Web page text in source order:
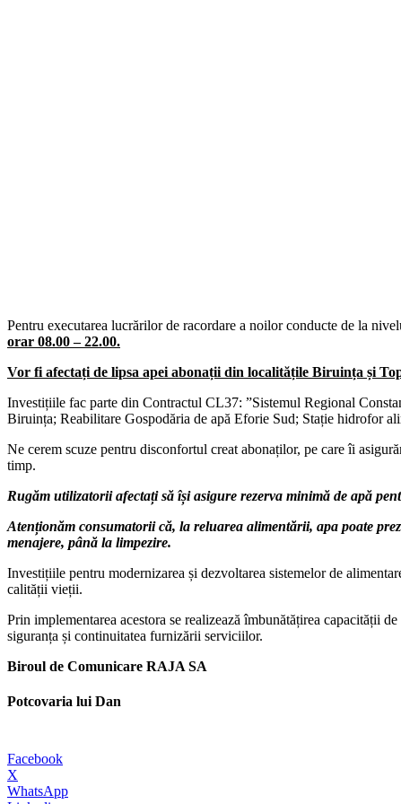
Pentru executarea lucrărilor de racordare a noilor conducte de la
orar 08.00 – 22.00.
Vor fi afectați de lipsa apei abonații din localitățile Biruința și
Investițiile fac parte din Contractul CL37: ”Sistemul Regional
Biruința; Reabilitare Gospodăria de apă Eforie Sud; Stație hidrofor
Ne cerem scuze pentru disconfortul creat abonaților, pe care îi
timp.
Rugăm utilizatorii afectați să își asigure rezerva minimă de apă
Atenționăm consumatorii că, la reluarea alimentării, apa poate
menajere, până la limpezire.
Investițiile pentru modernizarea și dezvoltarea sistemelor de
calității vieții.
Prin implementarea acestora se realizează îmbunătățirea capacității
siguranța și continuitatea furnizării serviciilor.
Biroul de Comunicare RAJA SA
Potcovaria lui Dan
Facebook
X
WhatsApp